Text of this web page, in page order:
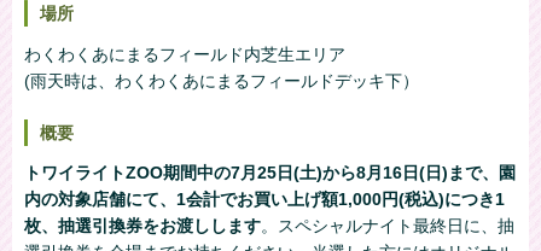
場所
わくわくあにまるフィールド内芝生エリア
(雨天時は、わくわくあにまるフィールドデッキ下）
概要
トワイライトZOO期間中の7月25日(土)から8月16日(日)まで、園
内の対象店舗にて、1会計でお買い上げ額1,000円(税込)につき1
枚、抽選引換券をお渡しします。スペシャルナイト最終日に、抽